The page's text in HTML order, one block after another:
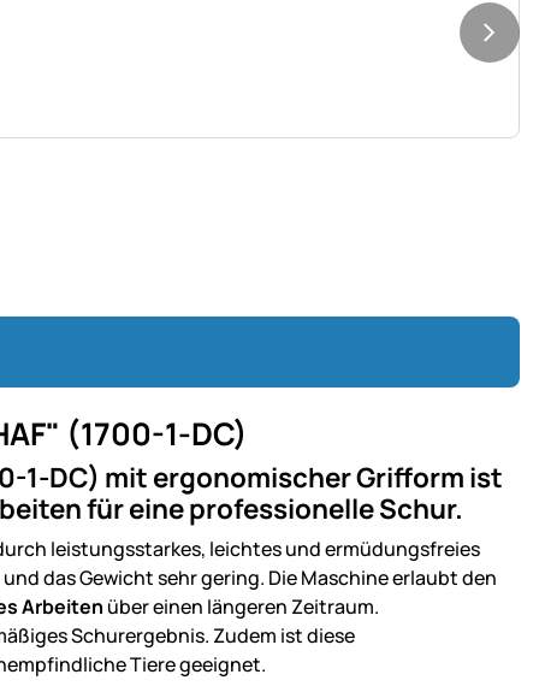
(1700-1-DC)
1-DC) mit ergonomischer Grifform ist
für eine professionelle Schur.
leistungsstarkes, leichtes und ermüdungsfreies
das Gewicht sehr gering. Die Maschine erlaubt den
Arbeiten über einen längeren Zeitraum.
Schurergebnis. Zudem ist diese
Tiere geeignet.